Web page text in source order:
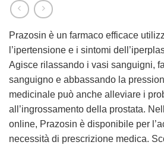
Prazosin è un farmaco efficace
l’ipertensione e i sintomi
Agisce rilassando i vasi sanguigni,
sanguigno e abbassando la
medicinale può anche alleviare i
all’ingrossamento della prostata.
online, Prazosin è disponibile per
necessità di prescrizione medica.